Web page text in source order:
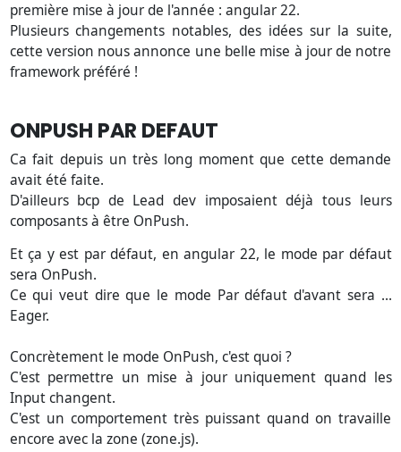
première mise à jour de l'année : angular 22.
Plusieurs changements notables, des idées sur la suite,
cette version nous annonce une belle mise à jour de notre
framework préféré !
ONPUSH PAR DEFAUT
Ca fait depuis un très long moment que cette demande
avait été faite.
D'ailleurs bcp de Lead dev imposaient déjà tous leurs
composants à être OnPush.
Et ça y est par défaut, en angular 22, le mode par défaut
sera OnPush.
Ce qui veut dire que le mode Par défaut d'avant sera ...
Eager.
Concrètement le mode OnPush, c'est quoi ?
C'est permettre un mise à jour uniquement quand les
Input changent.
C'est un comportement très puissant quand on travaille
encore avec la zone (zone.js).